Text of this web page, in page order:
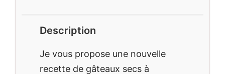
Description
Je vous propose une nouvelle
recette de gâteaux secs à